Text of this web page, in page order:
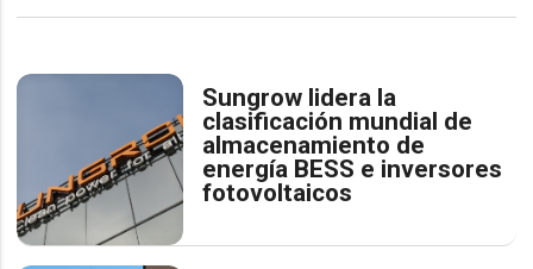
Sungrow lidera la
clasificación mundial de
almacenamiento de
energía BESS e inversores
fotovoltaicos